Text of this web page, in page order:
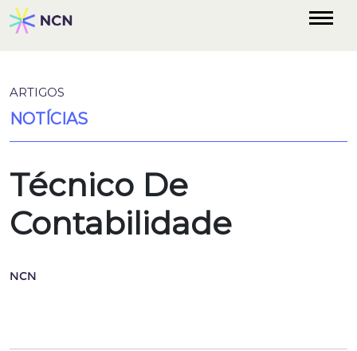
ARTIGOS
NOTÍCIAS
Técnico De
Contabilidade
NCN